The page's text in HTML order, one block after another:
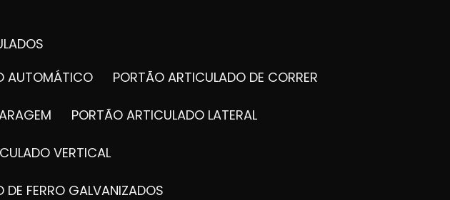
AUTOMÁTICO PORTÃO ARTICULADO DE CORRER
PORTÃO ARTICULADO LATERAL
VERTICAL
DE FERRO GALVANIZADOS